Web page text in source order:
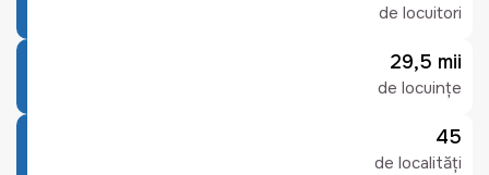
de locuitori
29,5 mii
de locuințe
45
de localități